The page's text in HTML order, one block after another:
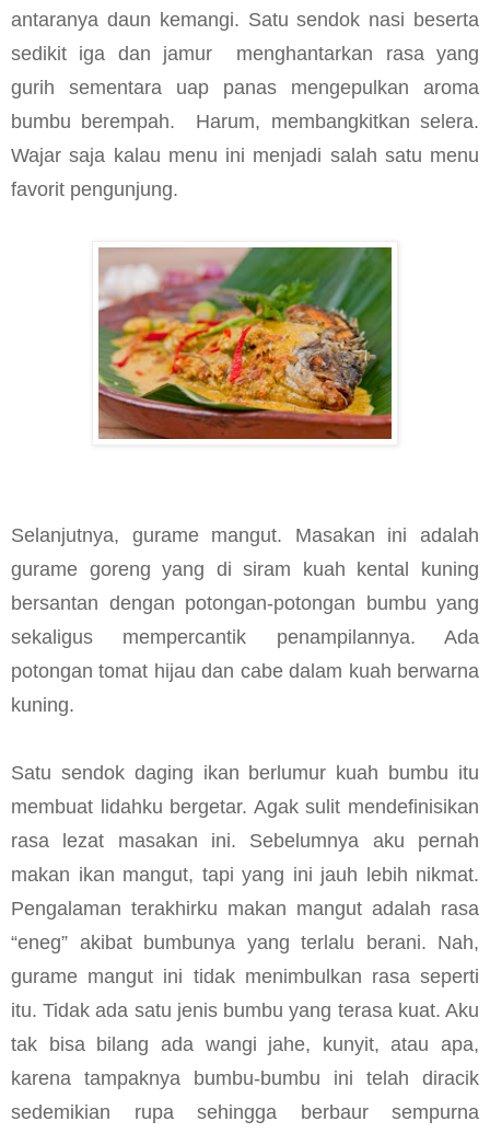
antaranya daun kemangi. Satu sendok nasi beserta
sedikit iga dan jamur
menghantarkan rasa yang
gurih sementara uap panas mengepulkan aroma
bumbu berempah.
Harum, membangkitkan selera.
Wajar saja kalau menu ini menjadi salah satu menu
favorit pengunjung.
Selanjutnya, gurame mangut. Masakan ini adalah
gurame goreng yang di siram kuah kental kuning
bersantan dengan potongan-potongan bumbu yang
sekaligus mempercantik penampilannya. Ada
potongan tomat hijau dan cabe dalam kuah berwarna
kuning.
Satu sendok daging ikan berlumur kuah bumbu itu
membuat lidahku bergetar. Agak sulit mendefinisikan
rasa lezat masakan ini. Sebelumnya aku pernah
makan ikan mangut, tapi yang ini jauh lebih nikmat.
Pengalaman terakhirku makan mangut adalah rasa
“eneg” akibat bumbunya yang terlalu berani. Nah,
gurame mangut ini tidak menimbulkan rasa seperti
itu. Tidak ada satu jenis bumbu yang terasa kuat. Aku
tak bisa bilang ada wangi jahe, kunyit, atau apa,
karena tampaknya bumbu-bumbu ini telah diracik
sedemikian rupa sehingga berbaur sempurna